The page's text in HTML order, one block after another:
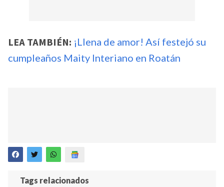
LEA TAMBIÉN: ¡Llena de amor! Así festejó su
cumpleaños Maity Interiano en Roatán
Tags relacionados